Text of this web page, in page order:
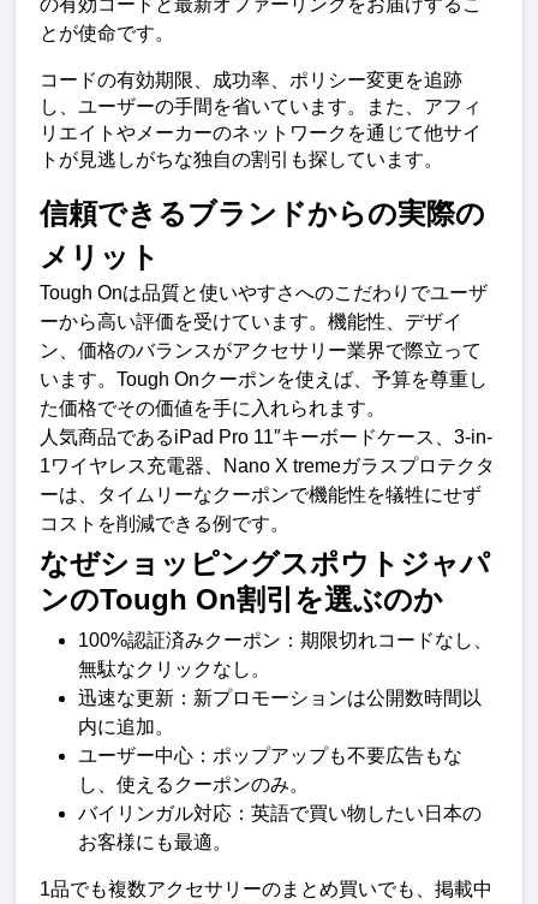
の有効コードと最新オファーリンクをお届けするこ
とが使命です。
コードの有効期限、成功率、ポリシー変更を追跡
し、ユーザーの手間を省いています。また、アフィ
リエイトやメーカーのネットワークを通じて他サイ
トが見逃しがちな独自の割引も探しています。
信頼できるブランドからの実際の
メリット
Tough Onは品質と使いやすさへのこだわりでユーザ
ーから高い評価を受けています。機能性、デザイ
ン、価格のバランスがアクセサリー業界で際立って
います。Tough Onクーポンを使えば、予算を尊重し
た価格でその価値を手に入れられます。
人気商品であるiPad Pro 11″キーボードケース、3-in-
1ワイヤレス充電器、Nano X tremeガラスプロテクタ
ーは、タイムリーなクーポンで機能性を犠牲にせず
コストを削減できる例です。
なぜショッピングスポウトジャパ
ンのTough On割引を選ぶのか
100%認証済みクーポン：期限切れコードなし、
無駄なクリックなし。
迅速な更新：新プロモーションは公開数時間以
内に追加。
ユーザー中心：ポップアップも不要広告もな
し、使えるクーポンのみ。
バイリンガル対応：英語で買い物したい日本の
お客様にも最適。
1品でも複数アクセサリーのまとめ買いでも、掲載中